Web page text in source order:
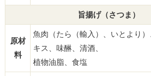
旨揚げ（さつま）
原材
料
魚肉（たら（輸入）、いとより
キス、味醂、清酒、
植物油脂、食塩